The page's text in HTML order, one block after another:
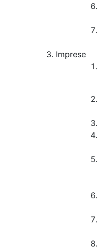
Imprese